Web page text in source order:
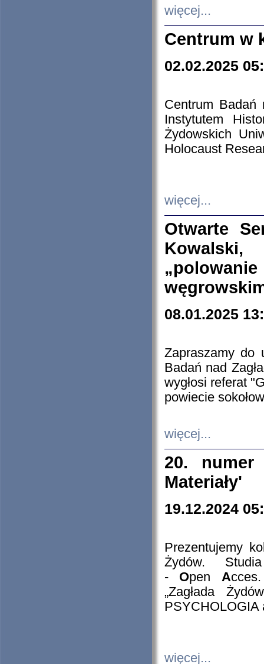
więcej...
Centrum w
02.02.2025
Centrum Badań
Instytutem
Żydowskich
Holocaust
więcej...
Otwarte
08.01.2025
Zapraszamy do
Badań nad
wygłosi referat
powiecie
więcej...
20. numer
Materiały'
19.12.2024
Prezentujemy
Żydów.
- Open A
„Zagłada
PSYCHOLOGIA
więcej...